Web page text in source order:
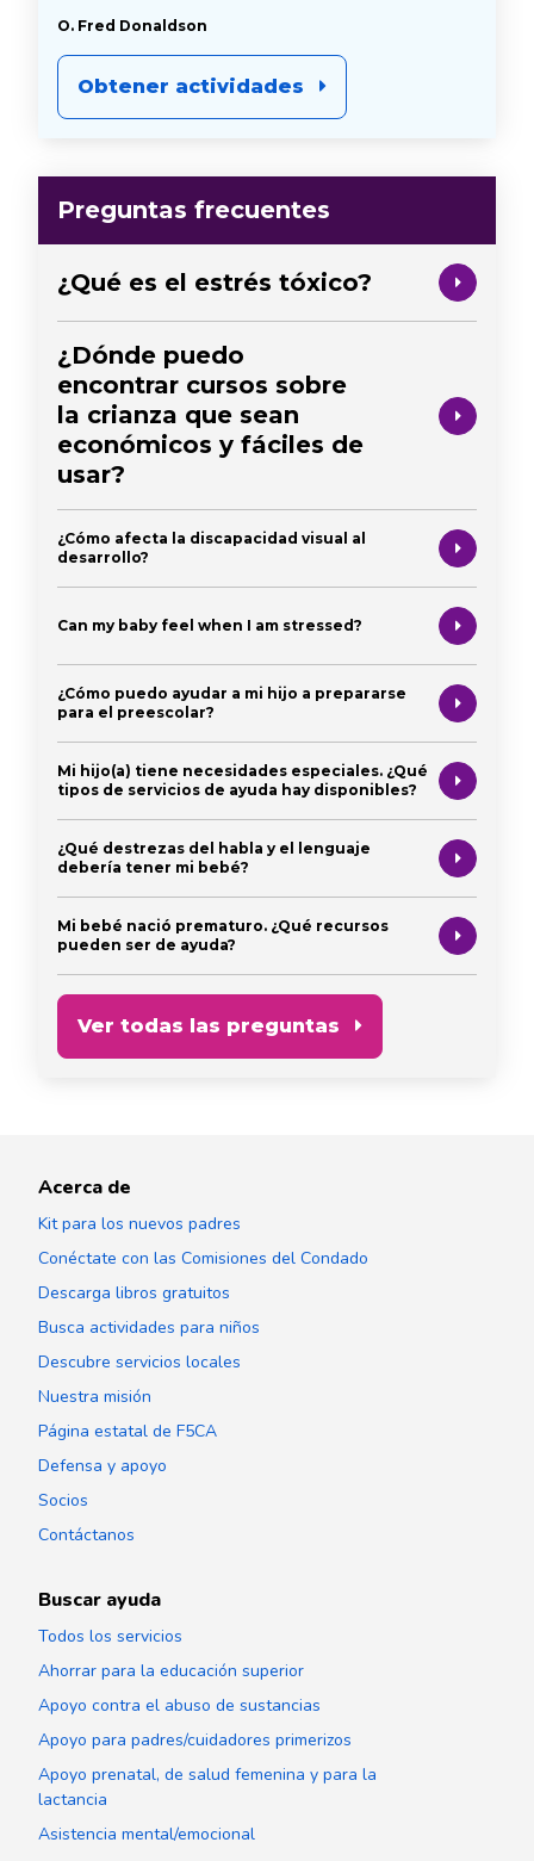
O. Fred Donaldson
Obtener actividades
Preguntas frecuentes
¿Qué es el estrés tóxico?
¿Dónde puedo
encontrar cursos sobre
la crianza que sean
económicos y fáciles de
usar?
¿Cómo afecta la discapacidad visual al
desarrollo?
Can my baby feel when I am stressed?
¿Cómo puedo ayudar a mi hijo a prepararse
para el preescolar?
Mi hijo(a) tiene necesidades especiales. ¿Qué
tipos de servicios de ayuda hay disponibles?
¿Qué destrezas del habla y el lenguaje
debería tener mi bebé?
Mi bebé nació prematuro. ¿Qué recursos
pueden ser de ayuda?
Ver todas las preguntas
Acerca de
Kit para los nuevos padres
Conéctate con las Comisiones del Condado
Descarga libros gratuitos
Busca actividades para niños
Descubre servicios locales
Nuestra misión
Página estatal de F5CA
Defensa y apoyo
Socios
Contáctanos
Buscar ayuda
Todos los servicios
Ahorrar para la educación superior
Apoyo contra el abuso de sustancias
Apoyo para padres/cuidadores primerizos
Apoyo prenatal, de salud femenina y para la
lactancia
Asistencia mental/emocional